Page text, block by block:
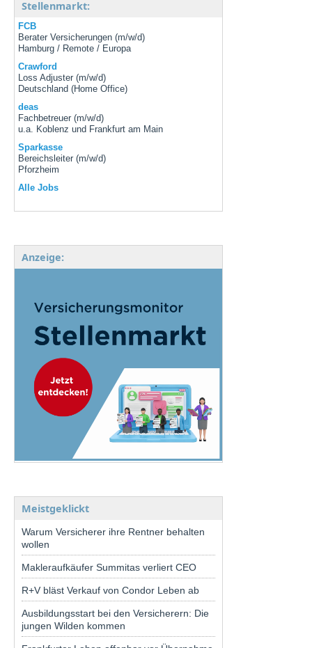
Stellenmarkt:
FCB
Berater Versicherungen (m/w/d)
Hamburg / Remote / Europa
Crawford
Loss Adjuster (m/w/d)
Deutschland (Home Office)
deas
Fachbetreuer (m/w/d)
u.a. Koblenz und Frankfurt am Main
Sparkasse
Bereichsleiter (m/w/d)
Pforzheim
Alle Jobs
Anzeige:
Meistgeklickt
Warum Versicherer ihre Rentner behalten
wollen
Makleraufkäufer Summitas verliert CEO
R+V bläst Verkauf von Condor Leben ab
Ausbildungsstart bei den Versicherern: Die
jungen Wilden kommen